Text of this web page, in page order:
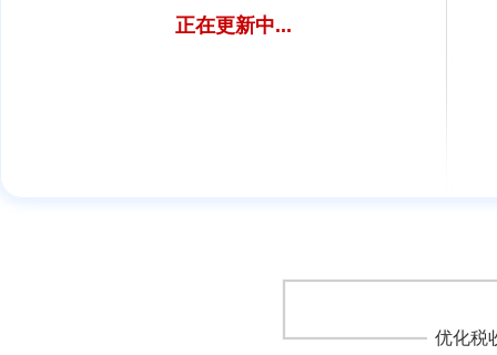
正在更新中...
优化税